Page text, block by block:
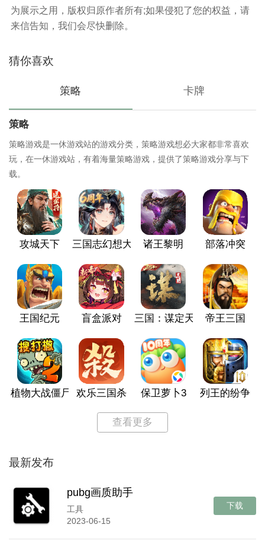
为展示之用，版权归原作者所有;如果侵犯了您的权益，请
来信告知，我们会尽快删除。
猜你喜欢
策略 卡牌
策略
策略游戏是一休游戏站的游戏分类，策略游戏想必大家都非常喜欢
玩，在一休游戏站，有着海量策略游戏，提供了策略游戏分享与下
载。
攻城天下 三国志幻想大陆 诸王黎明 部落冲突
王国纪元 盲盒派对 三国：谋定天下 帝王三国
植物大战僵尸2 欢乐三国杀 保卫萝卜3 列王的纷争
查看更多
最新发布
pubg画质助手
工具
2023-06-15
下载